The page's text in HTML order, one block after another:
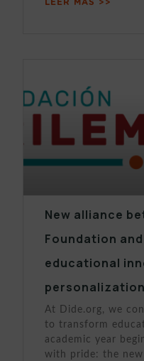
LEER MÁS >>
New alliance
Foundation
educational
personalization
At Dide.org, we
to transform
academic year
with pride: the new